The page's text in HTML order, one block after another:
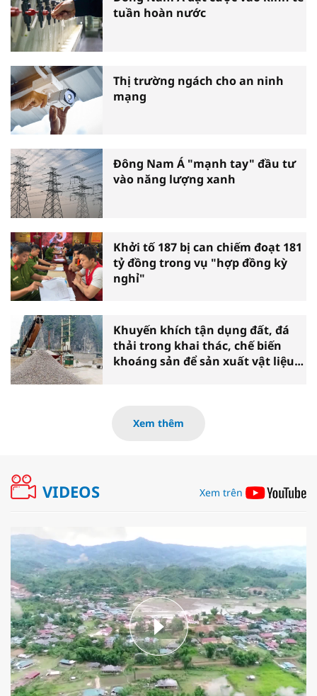
tuần hoàn nước
Thị trường ngách cho an ninh
mạng
Đông Nam Á "mạnh tay" đầu tư
vào năng lượng xanh
Khởi tố 187 bị can chiếm đoạt 181
tỷ đồng trong vụ "hợp đồng kỳ
nghỉ"
Khuyến khích tận dụng đất, đá
thải trong khai thác, chế biến
khoáng sản để sản xuất vật liệu
Xem thêm
VIDEOS Xem trên